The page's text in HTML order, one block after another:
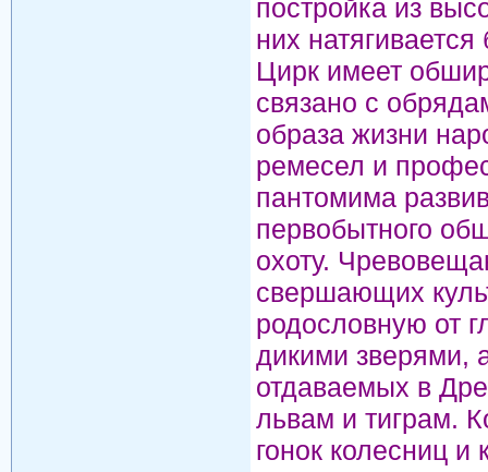
постройка из
них
Цирк имеет
связано с
образа жизни
ремесел и
пантомима
первобытного
охоту.
свершающих
родословную от
дикими зверями,
отдаваемых в
львам и тиграм.
гонок колесниц